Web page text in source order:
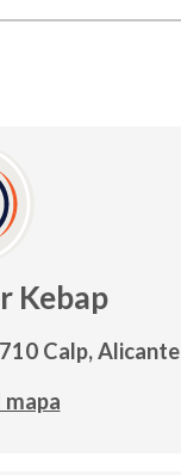
Kebap
Calp, Alicante
mapa